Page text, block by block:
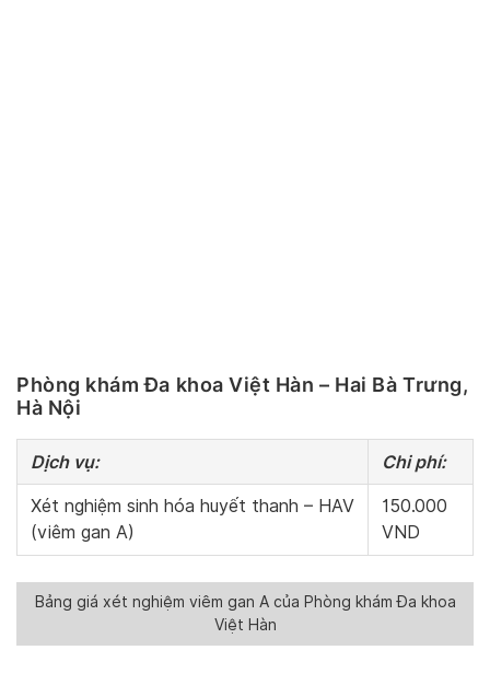
Phòng khám Đa khoa Việt Hàn – Hai Bà Trưng,
Hà Nội
Dịch vụ: Chi phí:
Xét nghiệm sinh hóa huyết thanh – HAV
(viêm gan A)
150.000
VND
Bảng giá xét nghiệm viêm gan A của Phòng khám Đa khoa
Việt Hàn